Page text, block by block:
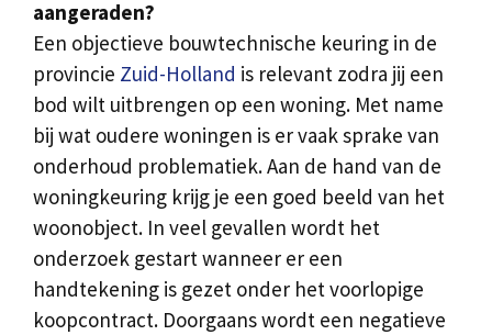
aangeraden?
Een objectieve bouwtechnische keuring in de
provincie Zuid-Holland is relevant zodra jij een
bod wilt uitbrengen op een woning. Met name
bij wat oudere woningen is er vaak sprake van
onderhoud problematiek. Aan de hand van de
woningkeuring krijg je een goed beeld van het
woonobject. In veel gevallen wordt het
onderzoek gestart wanneer er een
handtekening is gezet onder het voorlopige
koopcontract. Doorgaans wordt een negatieve